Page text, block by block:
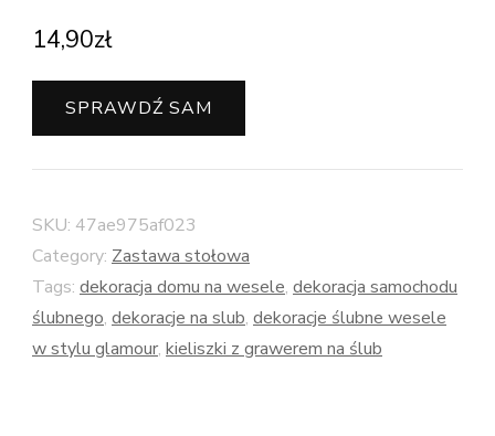
14,90zł
SPRAWDŹ SAM
SKU: 47ae975af023
Category: Zastawa stołowa
Tags: dekoracja domu na wesele, dekoracja samochodu
ślubnego, dekoracje na slub, dekoracje ślubne wesele
w stylu glamour, kieliszki z grawerem na ślub